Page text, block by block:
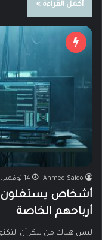
أكمل القراءة »
Ahmed Saido 14 نوفمبر، 2022
أشخاص يستغلون
أرباحهم الخاصة
ليس هناك من ينكر أن